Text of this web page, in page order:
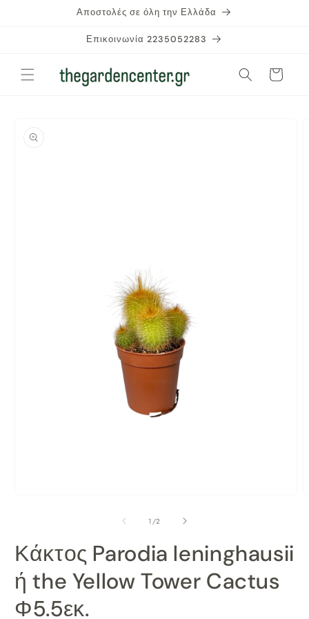
Αποστολές σε όλη την Ελλάδα
Επικοινωνία 2235052283
Καλάθι
πληροφορίες
βοηθητικό
1 /από
2
Κάκτος Parodia leninghausii
ή the Yellow Tower Cactus
Φ5.5εκ.